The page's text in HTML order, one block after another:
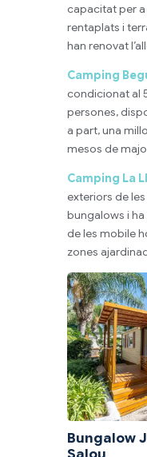
capacitat per
rentaplats i
han renovat
Camping
condicionat al
persones,
a part, una
mesos de
Camping La
exteriors de
bungalows i
de les mobile
zones
Bungalow